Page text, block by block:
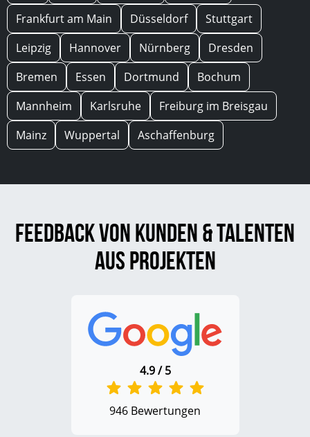
Frankfurt am Main
Düsseldorf
Stuttgart
Leipzig
Hannover Nürnberg
Dresden
Bremen
Essen Dortmund
Bochum
Mannheim
Karlsruhe
Freiburg im Breisgau
Mainz
Wuppertal Aschaffenburg
Feedback von Kunden & Talenten
aus Projekten
4.9 / 5
946 Bewertungen